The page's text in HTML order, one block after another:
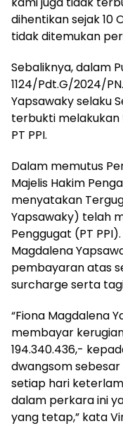
dihentikan sejak
tidak ditemukan
Sebaliknya, dalam
1124/Pdt.G/2024/
Yapsawaky selaku
terbukti
PT PPI.
Dalam memutus
Majelis Hakim
menyatakan
Yapsawaky) telah
Penggugat (PT
Magdalena
pembayaran atas
surcharge serta
“Fiona Magdalena
membayar
194.340.436,-
dwangsom sebesar
setiap hari
dalam perkara ini
yang tetap,” kata